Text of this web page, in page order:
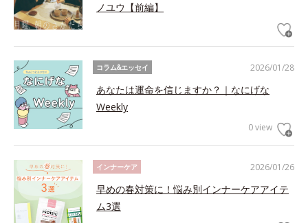
ノユウ【前編】
2026/01/28
コラム&エッセイ
あなたは運命を信じますか？｜なにげな
Weekly
0 view
2026/01/26
インナーケア
早めの春対策に！悩み別インナーケアアイテ
ム3選